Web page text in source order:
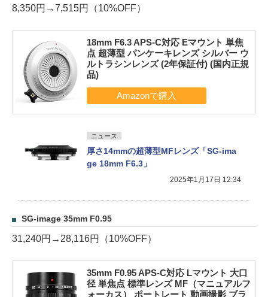
8,350円→7,515円（10%OFF）
18mm F6.3 APS-C対応 Eマウント 単焦
点 超薄型 パンケーキレンズ シルバー ウ
ルトラシンレンズ (2年保証付) (国内正規
品)
ニュース
厚さ14mmの超薄型MFレンズ「SG-ima
ge 18mm F6.3」
2025年1月17日 12:34
SG-image 35mm F0.95
31,240円→28,116円（10%OFF）
35mm F0.95 APS-C対応 Lマウント 大口
径 単焦点 標準レンズ MF（マニュアルフ
ォーカス） ポートレート 動画撮影 ブラ